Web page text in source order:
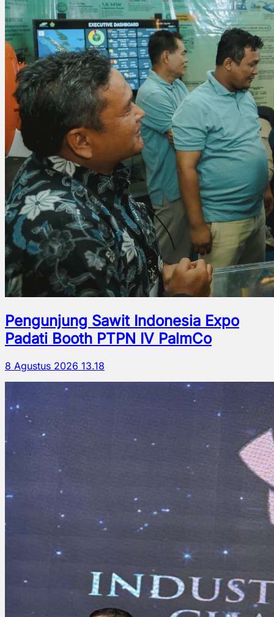
Pengunjung Sawit Indonesia Expo
Padati Booth PTPN IV PalmCo
8 Agustus 2026 13.18